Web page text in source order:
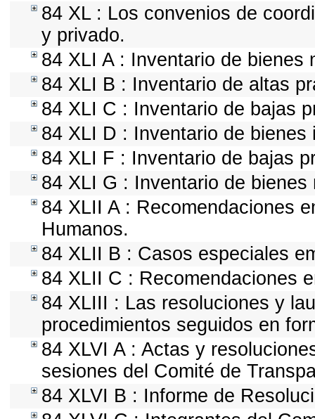
84 XL : Los convenios de
y privado.
84 XLI A : Inventario de bienes
84 XLI B : Inventario de altas
84 XLI C : Inventario de bajas
84 XLI D : Inventario de bienes
84 XLI F : Inventario de bajas
84 XLI G : Inventario de
84 XLII A : Recomendaciones
Humanos.
84 XLII B : Casos especiales
84 XLII C : Recomendaciones
84 XLIII : Las resoluciones y
procedimientos seguidos en
84 XLVI A : Actas y
sesiones del Comité de
84 XLVI B : Informe de